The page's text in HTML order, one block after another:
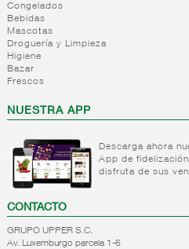
EJEMPLO
Yogures
(ambiente)
Yogures
Yogures
bifidus
salud
Postres
Postres
Leche
+
Leche
fresca
Bebida
refrigerada
cafe
+
Bebida
refrigerada
cafe
Natas
Natas
Mantequillas
+
Congelados
Bebidas
Mascotas
Droguería y Limpieza
Higiene
Bazar
Frescos
NUESTRA APP
Descarga ahora
App de
disfruta de sus
CONTACTO
GRUPO UPPER S.C.
Av. Luxemburgo parcela 1-6